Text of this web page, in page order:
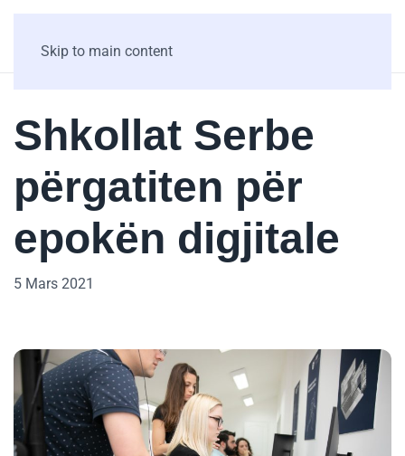
Skip to main content
Shkollat Serbe
përgatiten për
epokën digjitale
5 Mars 2021